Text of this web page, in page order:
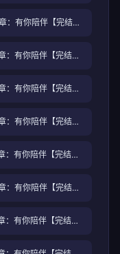
第44章：有你陪伴【完结】处处都是陷阱
第46章：有你陪伴【完结】柳暗花明5
第48章：有你陪伴【完结】魔罐当世
第50章：有你陪伴【完结】这个汉子我要了
第52章：有你陪伴【完结】都市古医仙
第54章：有你陪伴【完结】大奉打更人小说免费阅读
第56章：有你陪伴【完结】故人见泪多于言